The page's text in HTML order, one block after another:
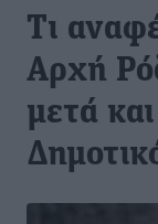
Τι
Αρχή
μετά